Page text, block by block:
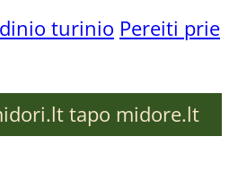
turinio Pereiti prie
tapo midore.lt